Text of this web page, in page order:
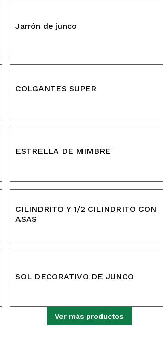
Jarrón de junco
COLGANTES SUPER
ESTRELLA DE MIMBRE
CILINDRITO Y 1/2 CILINDRITO CON
ASAS
SOL DECORATIVO DE JUNCO
Ver más productos